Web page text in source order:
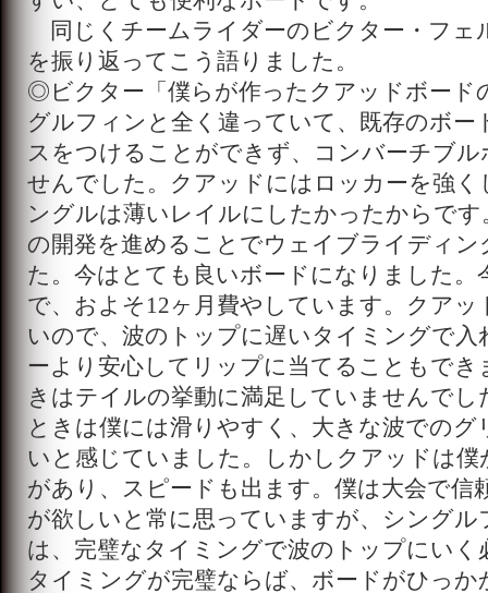
同じくチームライダーのビクター・フェ
を振り返ってこう語りました。
◎ビクター「僕らが作ったクアッドボード
グルフィンと全く違っていて、既存のボー
スをつけることができず、コンバーチブ
せんでした。クアッドにはロッカーを強
ングルは薄いレイルにしたかったからで
の開発を進めることでウェイブライディン
た。今はとても良いボードになりました。
で、およそ12ヶ月費やしています。クア
いので、波のトップに遅いタイミングで入
ーより安心してリップに当てることもで
きはテイルの挙動に満足していませんでし
ときは僕には滑りやすく、大きな波でのグ
いと感じていました。しかしクアッドは
があり、スピードも出ます。僕は大会で信
が欲しいと常に思っていますが、シングル
は、完璧なタイミングで波のトップにいく
タイミングが完璧ならば、ボードがひっ